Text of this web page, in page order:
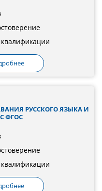
РУССКОГО ЯЗЫКА И
ФГОС